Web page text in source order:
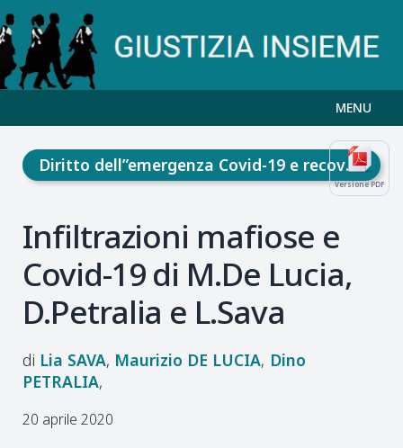
MENU
Versione PDF
Diritto dell”emergenza Covid-19 e recovery fund
Infiltrazioni mafiose e
Covid-19 di M.De Lucia,
D.Petralia e L.Sava
Lia SAVA Maurizio DE LUCIA Dino
PETRALIA
20 aprile 2020